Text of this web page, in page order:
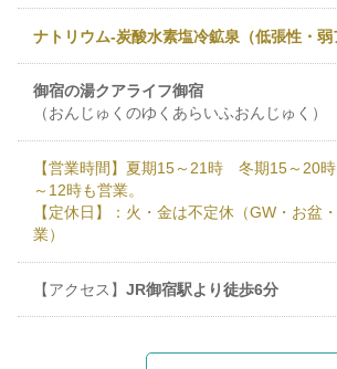
ナトリウム-炭酸水素塩冷鉱泉（低張性・弱
御宿の湯クアライフ御宿
（おんじゅくのゆくあらいふおんじゅく）
【営業時間】夏期15～21時 冬期15～20
～12時も営業。
【定休日】：火・金は不定休（GW・お盆
業）
【アクセス】JR御宿駅より徒歩6分